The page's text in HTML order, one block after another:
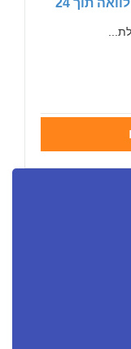
הלוואה באישור מיידי – קבלת הלוואה תוך 24